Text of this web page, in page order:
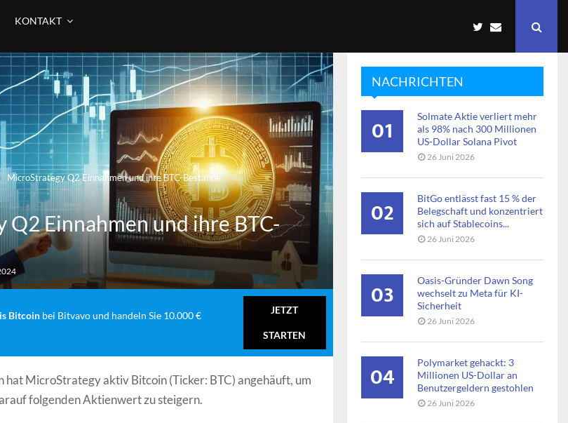
KONTAKT
MicroStrategy Q2 Einnahmen und ihre BTC-Bestände
Einnahmen und ihre BTC-
Bitcoin bei Bitvavo und handeln Sie 10.000 €
JETZT
STARTEN
hat MicroStrategy aktiv Bitcoin (Ticker: BTC) angehäuft, um
folgenden Aktienwert zu steigern.
NACHRICHTEN
01
Solmate Aktie verliert mehr
als 98% nach 300 Millionen
US-Dollar Solana Pivot
26 Juni 2026
02
BitGo entlässt fast 15 % der
Belegschaft und konzentriert
sich auf Stablecoins...
26 Juni 2026
03
Oasis-Gründer Dawn Song
wechselt zu Meta für KI-
Sicherheit
26 Juni 2026
04
Polymarket gehackt: 3
Millionen US-Dollar an
Benutzergeldern gestohlen
26 Juni 2026